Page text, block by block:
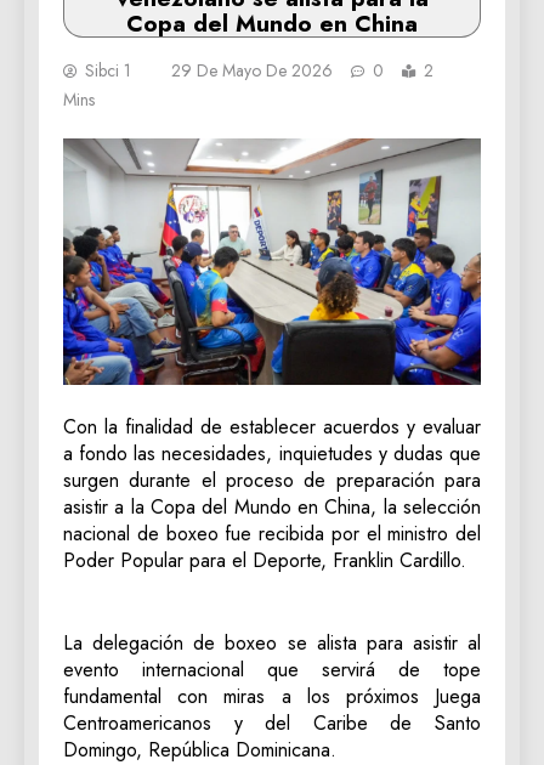
Copa del Mundo en China
Sibci 1 29 De Mayo De 2026 0
2
Mins
Con la finalidad de establecer acuerdos y evaluar
a fondo las necesidades, inquietudes y dudas que
surgen durante el proceso de preparación para
asistir a la Copa del Mundo en China, la selección
nacional de boxeo fue recibida por el ministro del
Poder Popular para el Deporte, Franklin Cardillo.
La delegación de boxeo se alista para asistir al
evento internacional que servirá de tope
fundamental con miras a los próximos Juega
Centroamericanos y del Caribe de Santo
Domingo, República Dominicana.